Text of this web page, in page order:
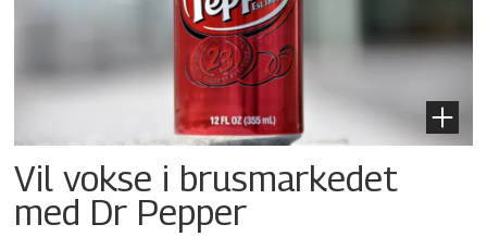
Vil vokse i brusmarkedet
med Dr Pepper